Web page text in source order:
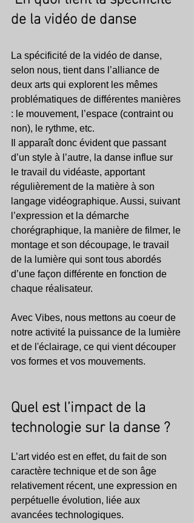
de la vidéo de danse
La spécificité de la vidéo de danse,
selon nous, tient dans l’alliance de
deux arts qui explorent les mêmes
problématiques de différentes manières
: le mouvement, l’espace (contraint ou
non), le rythme, etc.
Il apparaît donc évident que passant
d’un style à l’autre, la danse influe sur
le travail du vidéaste, apportant
régulièrement de la matière à son
langage vidéographique. Aussi, suivant
l’expression et la démarche
chorégraphique, la manière de filmer, le
montage et son découpage, le travail
de la lumière qui sont tous abordés
d’une façon différente en fonction de
chaque réalisateur.
Avec Vibes, nous mettons au coeur de
notre activité la puissance de la lumière
et de l'éclairage, ce qui vient découper
vos formes et vos mouvements.
Quel est l’impact de la
technologie sur la danse ?
L’art vidéo est en effet, du fait de son
caractère technique et de son âge
relativement récent, une expression en
perpétuelle évolution, liée aux
avancées technologiques.